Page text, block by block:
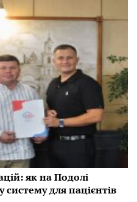
як на Подолі
для пацієнтів